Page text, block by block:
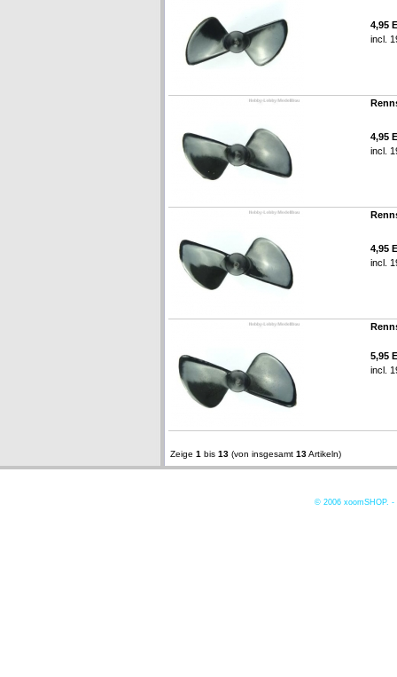
4,95
incl.
4,95
incl.
4,95
incl.
5,95
incl.
Zeige 1 bis 13 (von insgesamt 13Artikeln)
© 2006 xoomSHOP. -